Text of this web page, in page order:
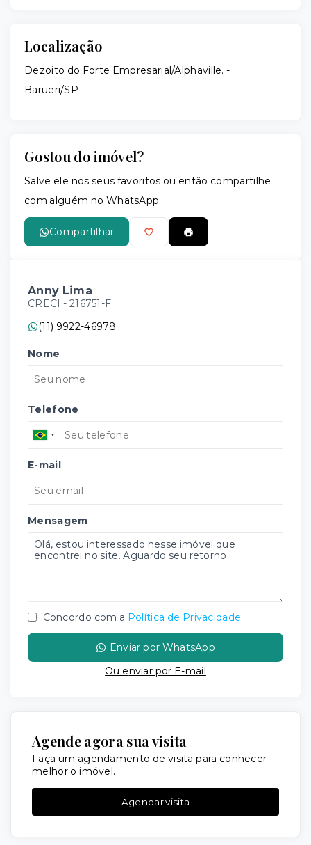
Localização
Dezoito do Forte Empresarial/Alphaville. -
Barueri/SP
Gostou do imóvel?
Salve ele nos seus favoritos ou então compartilhe
com alguém no WhatsApp:
Compartilhar
Anny Lima
CRECI - 216751-F
(11) 9922-46978
Nome
Telefone
E-mail
Mensagem
Concordo com a Política de Privacidade
Enviar por WhatsApp
Ou enviar por E-mail
Agende agora sua visita
Faça um agendamento de visita para conhecer
melhor o imóvel.
Agendar visita